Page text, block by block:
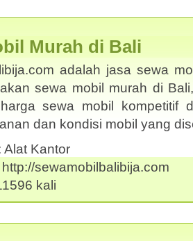
Murah di Bali
adalah jasa sewa
sewa mobil murah di
sewa mobil kompetitif
dan kondisi mobil yang
Alat Kantor
http://sewamobilbalibija.com
kali